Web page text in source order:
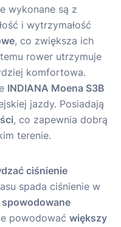
wykonane są z
i wytrzymałość
, co zwiększa ich
rower utrzymuje
komfortowa.
INDIANA Moena S3B
jazdy. Posiadają
, co zapewnia dobrą
terenie.
ciśnienie
spada ciśnienie w
powodować większy